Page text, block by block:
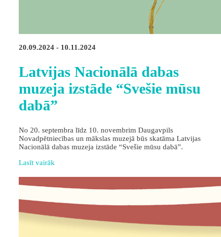
20.09.2024 - 10.11.2024
Latvijas Nacionālā dabas
muzeja izstāde “Svešie mūsu
dabā”
No 20. septembra līdz 10. novembrim Daugavpils
Novadpētniecības un mākslas muzejā būs skatāma Latvijas
Nacionālā dabas muzeja izstāde “Svešie mūsu dabā”.
Lasīt vairāk